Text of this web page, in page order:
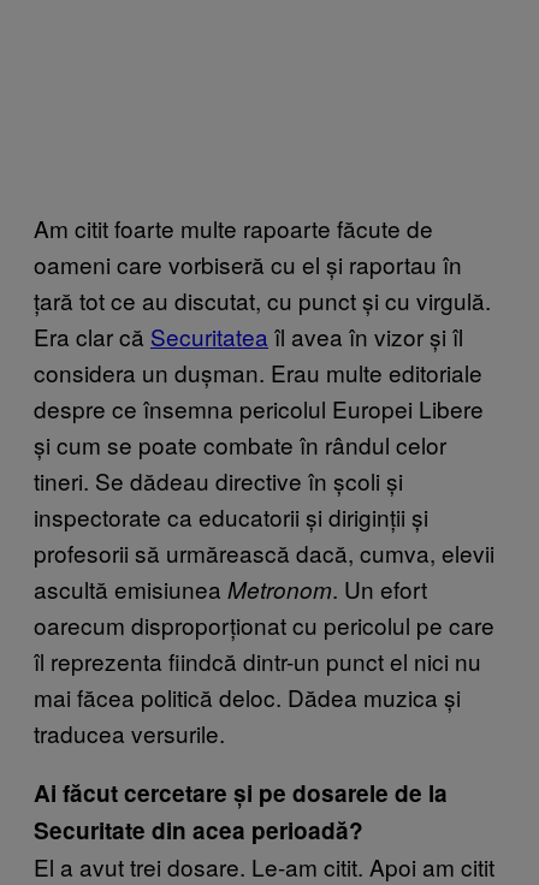
Am citit foarte multe rapoarte făcute de
oameni care vorbiseră cu el și raportau în
țară tot ce au discutat, cu punct și cu virgulă.
Era clar că Securitatea îl avea în vizor și îl
considera un dușman. Erau multe editoriale
despre ce însemna pericolul Europei Libere
și cum se poate combate în rândul celor
tineri. Se dădeau directive în școli și
inspectorate ca educatorii și diriginții și
profesorii să urmărească dacă, cumva, elevii
ascultă emisiunea Metronom. Un efort
oarecum disproporționat cu pericolul pe care
îl reprezenta fiindcă dintr-un punct el nici nu
mai făcea politică deloc. Dădea muzica și
traducea versurile.
Ai făcut cercetare și pe dosarele de la
Securitate din acea perioadă?
El a avut trei dosare. Le-am citit. Apoi am citit